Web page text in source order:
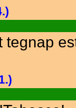
tegnap